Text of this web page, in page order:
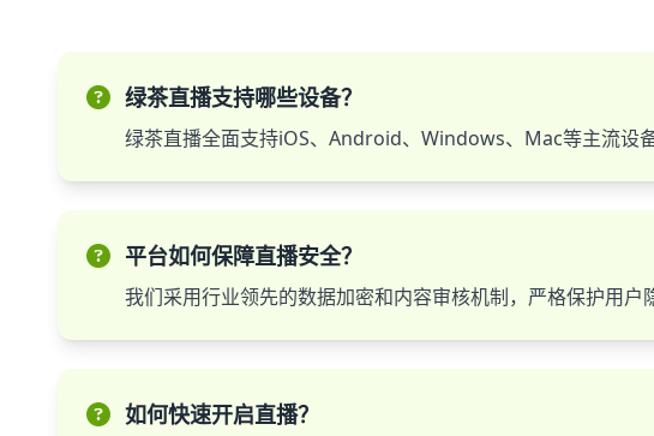
绿茶直播支持哪些设备？
绿茶直播全面支持iOS、Android、Windows、Mac等主流设
平台如何保障直播安全？
我们采用行业领先的数据加密和内容审核机制，严格保护用户
如何快速开启直播？